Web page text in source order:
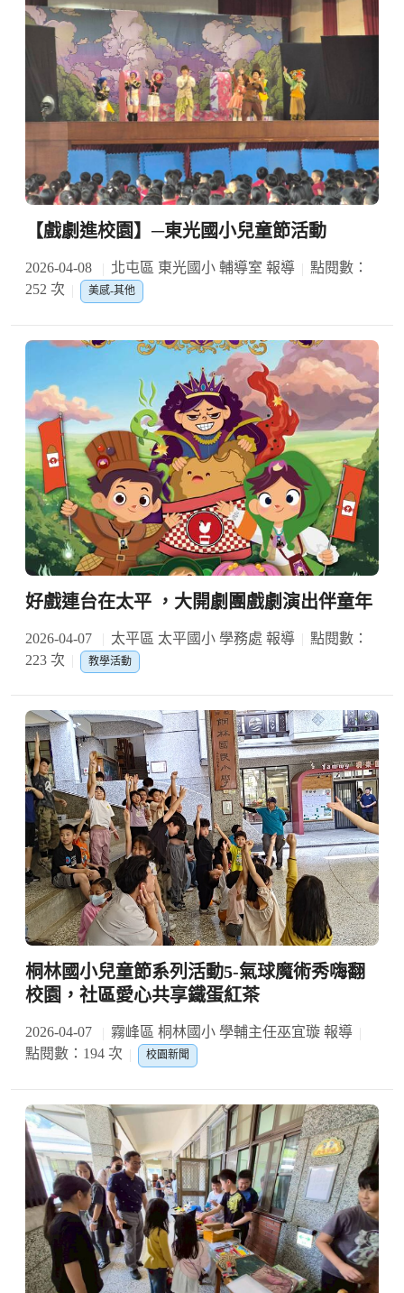
【戲劇進校園】─東光國小兒童節活動
2026-04-08 北屯區 東光國小 輔導室 報導
點閱數：
252 次
美感-其他
好戲連台在太平 ，大開劇團戲劇演出伴童年
2026-04-07 太平區 太平國小 學務處 報導
點閱數：
223 次
教學活動
桐林國小兒童節系列活動5-氣球魔術秀嗨翻
校園，社區愛心共享鐵蛋紅茶
2026-04-07
霧峰區 桐林國小 學輔主任巫宜璇 報導
點閱數：194 次
校園新聞